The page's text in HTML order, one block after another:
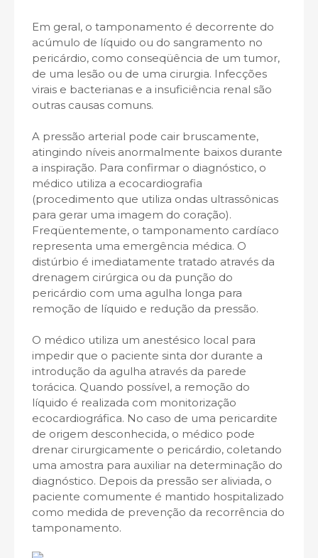
Em geral, o tamponamento é decorrente do
acúmulo de líquido ou do sangramento no
pericárdio, como conseqüência de um tumor,
de uma lesão ou de uma cirurgia. Infecções
virais e bacterianas e a insuficiência renal são
outras causas comuns.
A pressão arterial pode cair bruscamente,
atingindo níveis anormalmente baixos durante
a inspiração. Para confirmar o diagnóstico, o
médico utiliza a ecocardiografia
(procedimento que utiliza ondas ultrassônicas
para gerar uma imagem do coração).
Freqüentemente, o tamponamento cardíaco
representa uma emergência médica. O
distúrbio é imediatamente tratado através da
drenagem cirúrgica ou da punção do
pericárdio com uma agulha longa para
remoção de líquido e redução da pressão.
O médico utiliza um anestésico local para
impedir que o paciente sinta dor durante a
introdução da agulha através da parede
torácica. Quando possível, a remoção do
líquido é realizada com monitorização
ecocardiográfica. No caso de uma pericardite
de origem desconhecida, o médico pode
drenar cirurgicamente o pericárdio, coletando
uma amostra para auxiliar na determinação do
diagnóstico. Depois da pressão ser aliviada, o
paciente comumente é mantido hospitalizado
como medida de prevenção da recorrência do
tamponamento.